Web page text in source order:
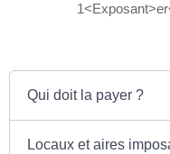
Qui doit la payer ?
Locaux et aires